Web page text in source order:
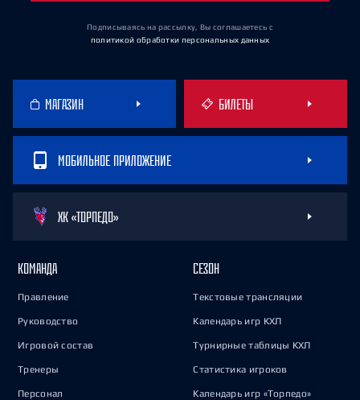
Подписываясь на рассылку, Вы соглашаетесь с
политикой обработки персональных данных
МАГАЗИН БИЛЕТЫ
МОБИЛЬНОЕ ПРИЛОЖЕНИЕ
ХК «ТОРПЕДО»
КОМАНДА
Правление
Руководство
Игровой состав
Тренеры
Персонал
СЕЗОН
Текстовые трансляции
Календарь игр КХЛ
Турнирные таблицы КХЛ
Статистика игроков
Календарь игр «Торпедо»